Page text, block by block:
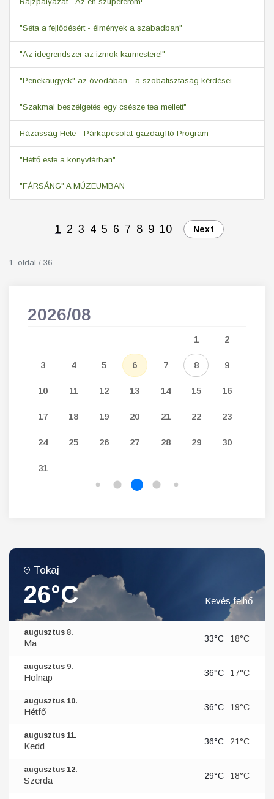
"Séta a fejlődésért - élmények a szabadban"
"Az idegrendszer az izmok karmestere!"
"Penekaügyek" az óvodában - a szobatisztaság kérdései
"Szakmai beszélgetés egy csésze tea mellett"
Házasság Hete - Párkapcsolat-gazdagító Program
"Hétfő este a könyvtárban"
"FÁRSÁNG" A MÚZEUMBAN
1 2 3 4 5 6 7 8 9 10 Next
1. oldal / 36
2026/08
1 2
3 4 5 6 7 8 9
10 11 12 13 14 15 16
17 18 19 20 21 22 23
24 25 26 27 28 29 30
31
Tokaj
26°C Kevés felhő
augusztus 8.
Ma 33°C 18°C
augusztus 9.
Holnap 36°C 17°C
augusztus 10.
Hétfő 36°C 19°C
augusztus 11.
Kedd 36°C 21°C
augusztus 12.
Szerda 29°C 18°C